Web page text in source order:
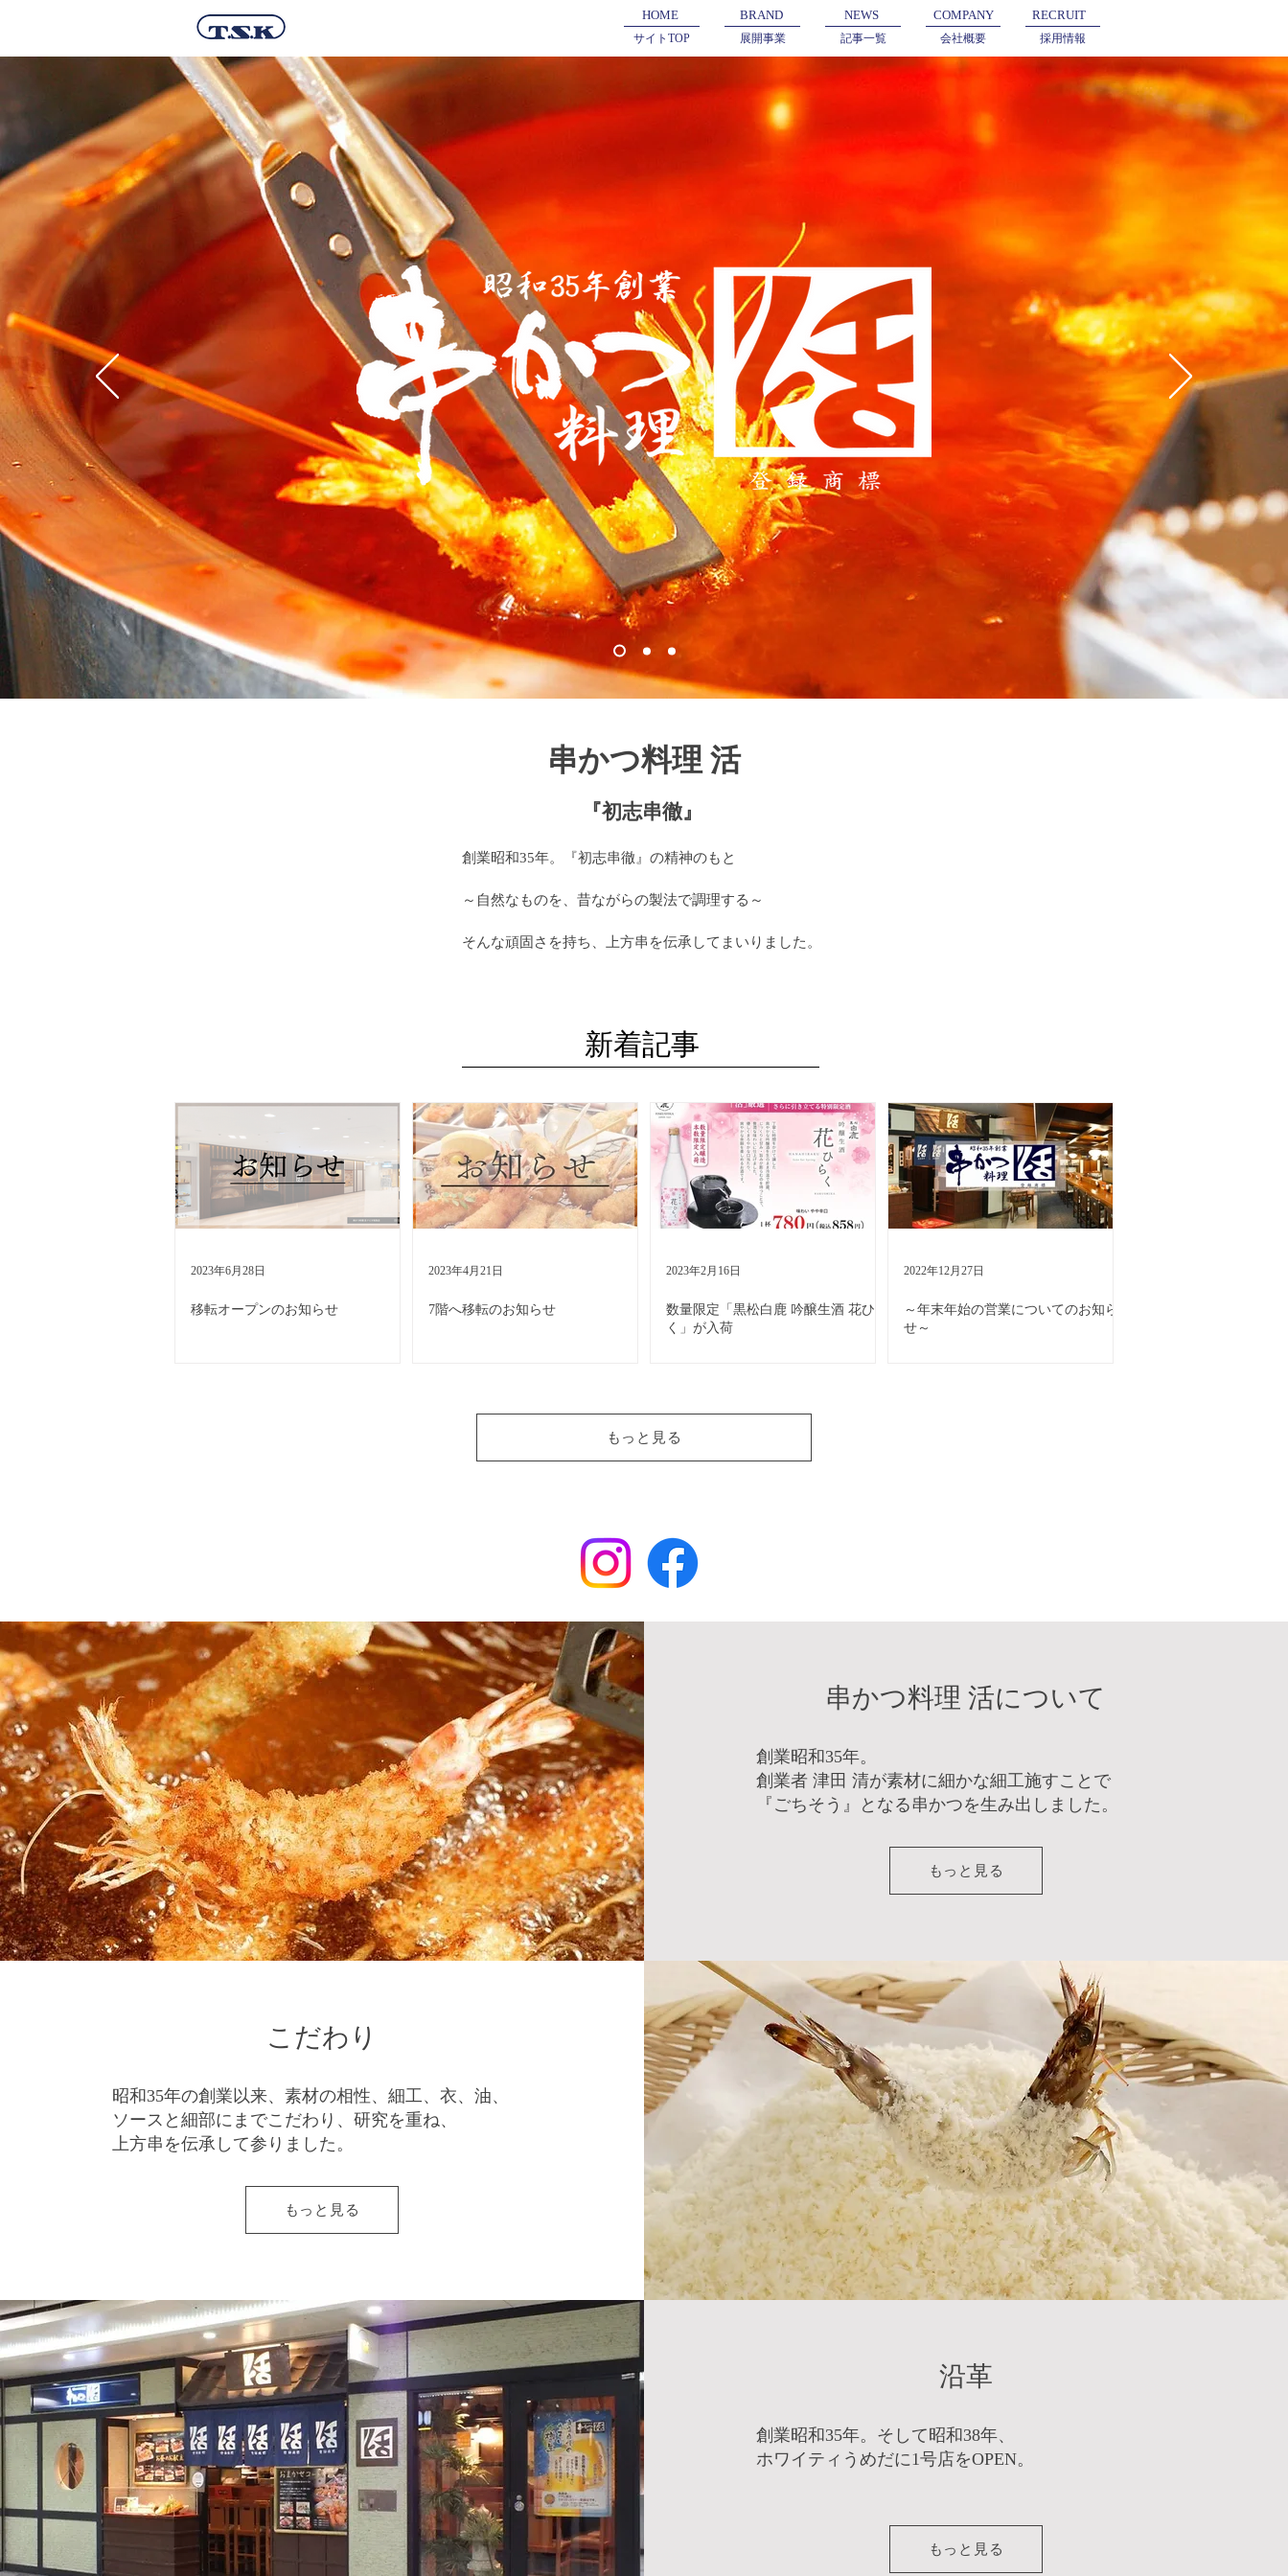
HOME BRAND NEWS COMPANY RECRUIT
サイトTOP 展開事業 記事一覧 会社概要 採用情報
串かつ料理 活
『初志串徹』
創業昭和35年。『初志串徹』の精神のもと
～自然なものを、昔ながらの製法で調理する～
そんな頑固さを持ち、上方串を伝承してまいりました。
新着記事
移転オープンのお知らせ
2023年6月28日
7階へ移転のお知らせ
2023年4月21日
数量限定「黒松白鹿 吟醸生酒 花ひら
く」が入荷
2023年2月16日
～年末年始の営業についてのお知ら
せ～
2022年12月27日
もっと見る
串かつ料理 活について
創業昭和35年。
創業者 津田 清が素材に細かな細工施すことで
『ごちそう』となる串かつを生み出しました。
もっと見る
こだわり
昭和35年の創業以来、素材の相性、細工、衣、油、
ソースと細部にまでこだわり、研究を重ね、
上方串を伝承して参りました。
もっと見る
沿革
創業昭和35年。そして昭和38年、
ホワイティうめだに1号店をOPEN。
もっと見る